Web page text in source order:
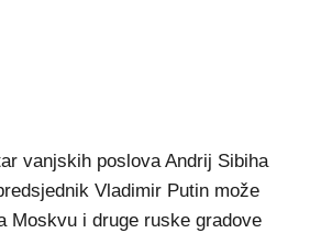
vanjskih poslova Andrij Sibiha
Vladimir Putin može
Moskvu i druge ruske gradove